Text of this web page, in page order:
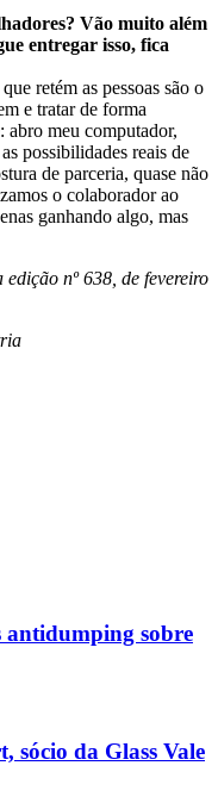
Vão muito além
entregar isso, fica
retém as pessoas são o
e tratar de forma
abro meu computador,
possibilidades reais de
de parceria, quase não
o colaborador ao
ganhando algo, mas
nº 638, de fevereiro
antidumping sobre
da Glass Vale